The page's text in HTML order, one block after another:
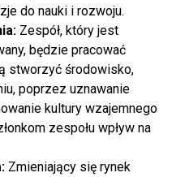
do nauki i rozwoju.
Zespół, który jest
będzie pracować
stworzyć środowisko,
poprzez uznawanie
kultury wzajemnego
zespołu wpływ na
Zmieniający się rynek